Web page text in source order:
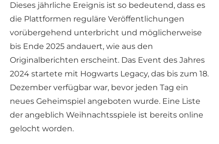
Dieses jährliche Ereignis ist so bedeutend, dass es
die Plattformen reguläre Veröffentlichungen
vorübergehend unterbricht und möglicherweise
bis Ende 2025 andauert, wie aus den
Originalberichten erscheint. Das Event des Jahres
2024 startete mit Hogwarts Legacy, das bis zum 18.
Dezember verfügbar war, bevor jeden Tag ein
neues Geheimspiel angeboten wurde. Eine Liste
der angeblich Weihnachtsspiele ist bereits online
gelocht worden.